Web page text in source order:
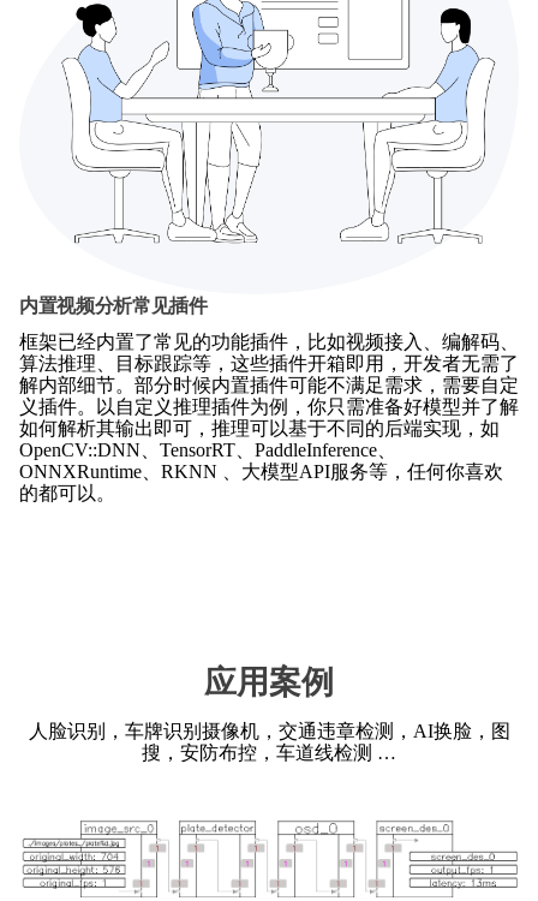
内置视频分析常见插件
框架已经内置了常见的功能插件，比如视频接入、编解码、
算法推理、目标跟踪等，这些插件开箱即用，开发者无需了
解内部细节。部分时候内置插件可能不满足需求，需要自定
义插件。以自定义推理插件为例，你只需准备好模型并了解
如何解析其输出即可，推理可以基于不同的后端实现，如
OpenCV::DNN、TensorRT、PaddleInference、
ONNXRuntime、RKNN 、大模型API服务等，任何你喜欢
的都可以。
应用案例
人脸识别，车牌识别摄像机，交通违章检测，AI换脸，图
搜，安防布控，车道线检测 …